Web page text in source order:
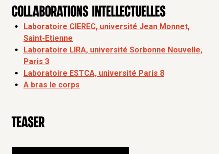
Collaborations intellectuelles
Laboratoire CIEREC, université Jean Monnet,
Saint-Etienne
Laboratoire LIRA, université Sorbonne Nouvelle,
Paris 3
Laboratoire ESTCA, université Paris 8
A bras le corps
Teaser